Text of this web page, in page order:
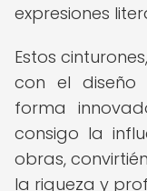
expresiones
Estos
con el diseño
forma
consigo la
obras,
la riqueza y